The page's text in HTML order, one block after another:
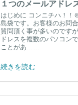
はじめに コンニチハ！！
島袋です。お客様のお問
質問頂く事が多いのです
ドレスを複数のパソコン
ことがあ……
続きを読む